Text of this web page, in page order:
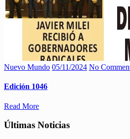
Nuevo Mundo 05/11/2024 No
Edición 1046
Read More
Últimas Noticias